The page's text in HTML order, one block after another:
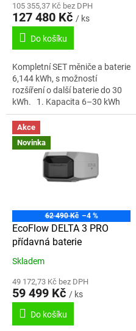
E
o
o
w
e
y
s
é
m
105 355,37 Kč bez DPH
127 480 Kč / ks
Do košíku
Kompletní SET měniče a baterie
6,144 kWh, s možností
rozšíření o další baterie do 30
kWh. 1. Kapacita 6–30 kWh
pro týdny pohodlí 2. Jedna
jednotka s výkonem 6 900 W...
Akce
Novinka
62 490 Kč –4 %
EcoFlow DELTA 3 PRO
přídavná baterie
Skladem
49 172,73 Kč bez DPH
59 499 Kč / ks
Do košíku